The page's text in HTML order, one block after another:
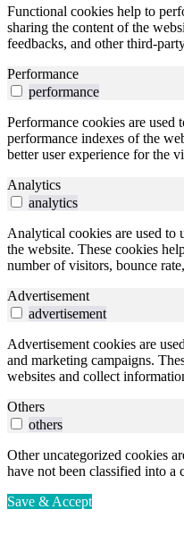
Functional cookies help to
sharing the content of the
feedbacks, and other third-
Performance
performance
Performance cookies are used
performance indexes of the
better user experience for the
Analytics
analytics
Analytical cookies are used to
the website. These cookies
number of visitors, bounce
Advertisement
advertisement
Advertisement cookies are
and marketing campaigns.
websites and collect
Others
others
Other uncategorized cookies
have not been classified into a
Save & Accept